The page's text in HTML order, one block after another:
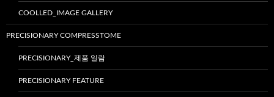
COOLLED_IMAGE GALLERY
PRECISIONARY COMPRESSTOME
PRECISIONARY_제품 일람
PRECISIONARY FEATURE